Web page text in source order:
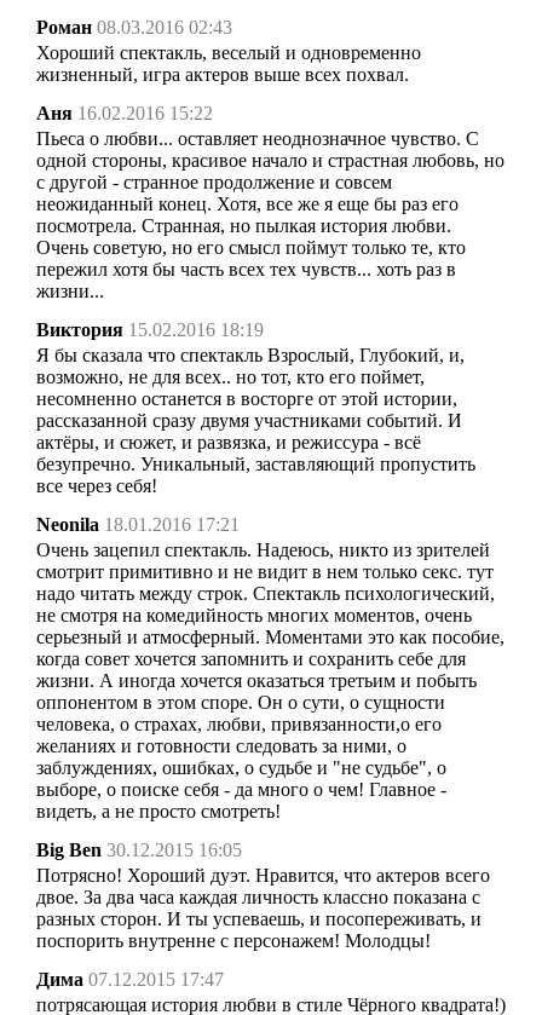
Роман 08.03.2016 02:43
Хороший спектакль, веселый и одновременно
жизненный, игра актеров выше всех похвал.
Аня 16.02.2016 15:22
Пьеса о любви... оставляет неоднозначное чувство. С
одной стороны, красивое начало и страстная любовь, но
с другой - странное продолжение и совсем
неожиданный конец. Хотя, все же я еще бы раз его
посмотрела. Странная, но пылкая история любви.
Очень советую, но его смысл поймут только те, кто
пережил хотя бы часть всех тех чувств... хоть раз в
жизни...
Виктория 15.02.2016 18:19
Я бы сказала что спектакль Взрослый, Глубокий, и,
возможно, не для всех.. но тот, кто его поймет,
несомненно останется в восторге от этой истории,
рассказанной сразу двумя участниками событий. И
актёры, и сюжет, и развязка, и режиссура - всё
безупречно. Уникальный, заставляющий пропустить
все через себя!
Neonila 18.01.2016 17:21
Очень зацепил спектакль. Надеюсь, никто из зрителей
смотрит примитивно и не видит в нем только секс. тут
надо читать между строк. Спектакль психологический,
не смотря на комедийность многих моментов, очень
серьезный и атмосферный. Моментами это как пособие,
когда совет хочется запомнить и сохранить себе для
жизни. А иногда хочется оказаться третьим и побыть
оппонентом в этом споре. Он о сути, о сущности
человека, о страхах, любви, привязанности,о его
желаниях и готовности следовать за ними, о
заблуждениях, ошибках, о судьбе и "не судьбе", о
выборе, о поиске себя - да много о чем! Главное -
видеть, а не просто смотреть!
Big Ben 30.12.2015 16:05
Потрясно! Хороший дуэт. Нравится, что актеров всего
двое. За два часа каждая личность классно показана с
разных сторон. И ты успеваешь, и посопереживать, и
поспорить внутренне с персонажем! Молодцы!
Дима 07.12.2015 17:47
потрясающая история любви в стиле Чёрного квадрата!)